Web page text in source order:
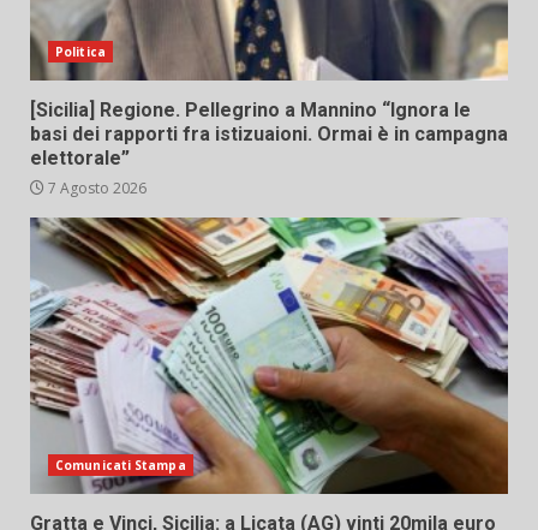
Politica
[Sicilia] Regione. Pellegrino a Mannino “Ignora le
basi dei rapporti fra istizuaioni. Ormai è in campagna
elettorale”
7 Agosto 2026
Comunicati Stampa
Gratta e Vinci, Sicilia: a Licata (AG) vinti 20mila euro